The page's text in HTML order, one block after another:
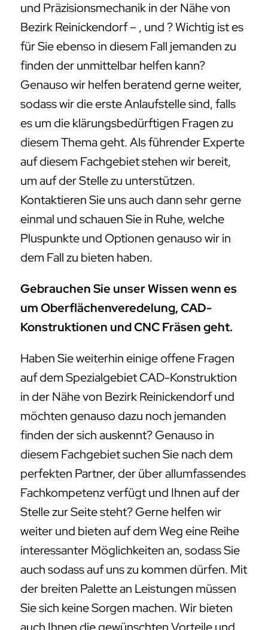
und Präzisionsmechanik in der Nähe von
Bezirk Reinickendorf – , und ? Wichtig ist es
für Sie ebenso in diesem Fall jemanden zu
finden der unmittelbar helfen kann?
Genauso wir helfen beratend gerne weiter,
sodass wir die erste Anlaufstelle sind, falls
es um die klärungsbedürftigen Fragen zu
diesem Thema geht. Als führender Experte
auf diesem Fachgebiet stehen wir bereit,
um auf der Stelle zu unterstützen.
Kontaktieren Sie uns auch dann sehr gerne
einmal und schauen Sie in Ruhe, welche
Pluspunkte und Optionen genauso wir in
dem Fall zu bieten haben.
Gebrauchen Sie unser Wissen wenn es
um Oberflächenveredelung, CAD-
Konstruktionen und CNC Fräsen geht.
Haben Sie weiterhin einige offene Fragen
auf dem Spezialgebiet CAD-Konstruktion
in der Nähe von Bezirk Reinickendorf und
möchten genauso dazu noch jemanden
finden der sich auskennt? Genauso in
diesem Fachgebiet suchen Sie nach dem
perfekten Partner, der über allumfassendes
Fachkompetenz verfügt und Ihnen auf der
Stelle zur Seite steht? Gerne helfen wir
weiter und bieten auf dem Weg eine Reihe
interessanter Möglichkeiten an, sodass Sie
auch sodass auf uns zu kommen dürfen. Mit
der breiten Palette an Leistungen müssen
Sie sich keine Sorgen machen. Wir bieten